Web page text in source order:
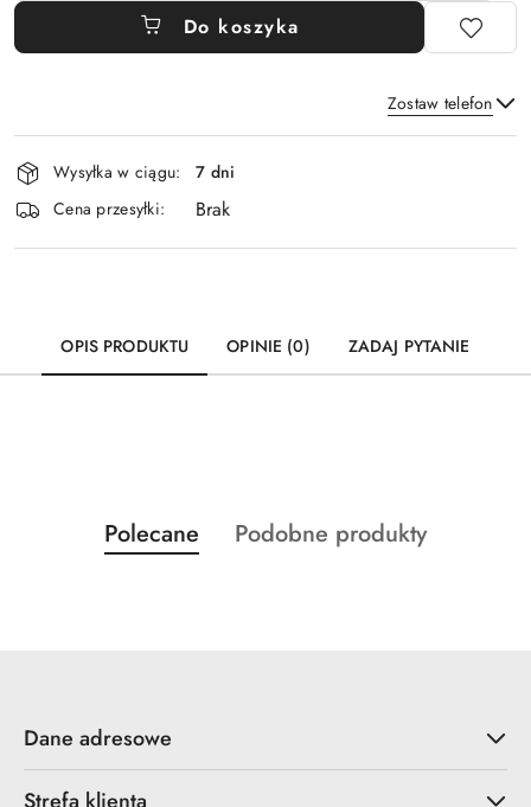
Do koszyka
Zostaw telefon
Dostępność
i
dostawa
Wysyłka w ciągu:
7 dni
Cena przesyłki:
Brak
OPIS PRODUKTU OPINIE (0) ZADAJ PYTANIE
Pomiń karuzelę produktów
Produkty
o
Polecane
Produkty
Podobne produkty
Dane adresowe
Strefa klienta